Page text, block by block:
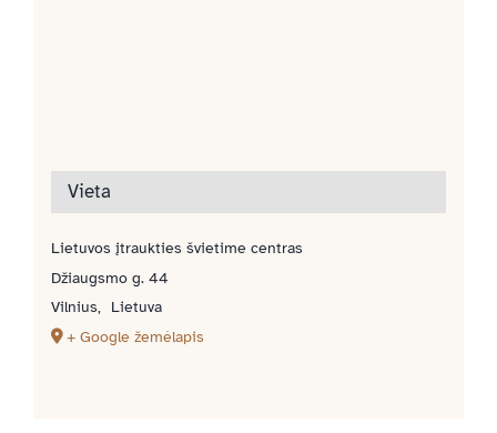
Vieta
Lietuvos įtraukties švietime centras
Džiaugsmo g. 44
Vilnius,
Lietuva
+ Google žemėlapis